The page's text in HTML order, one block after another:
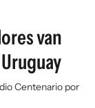
van
Centenario por